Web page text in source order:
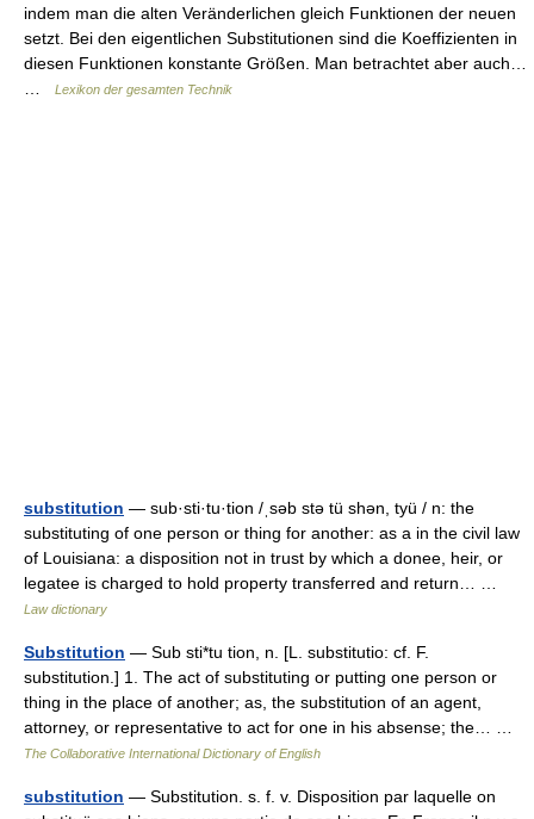
indem man die alten Veränderlichen gleich Funktionen der neuen
setzt. Bei den eigentlichen Substitutionen sind die Koeffizienten in
diesen Funktionen konstante Größen. Man betrachtet aber auch…
Lexikon der gesamten Technik
substitution — sub·sti·tu·tion /ˌsəb stə tü shən, tyü / n: the
substituting of one person or thing for another: as a in the civil law
of Louisiana: a disposition not in trust by which a donee, heir, or
legatee is charged to hold property transferred and return… …
Law dictionary
Substitution — Sub sti*tu tion, n. [L. substitutio: cf. F.
substitution.] 1. The act of substituting or putting one person or
thing in the place of another; as, the substitution of an agent,
attorney, or representative to act for one in his absense; the… …
The Collaborative International Dictionary of English
substitution — Substitution. s. f. v. Disposition par laquelle on